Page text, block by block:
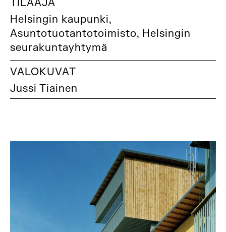
TILAAJA
Helsingin kaupunki,
Asuntotuotantotoimisto, Helsingin
seurakuntayhtymä
VALOKUVAT
Jussi Tiainen